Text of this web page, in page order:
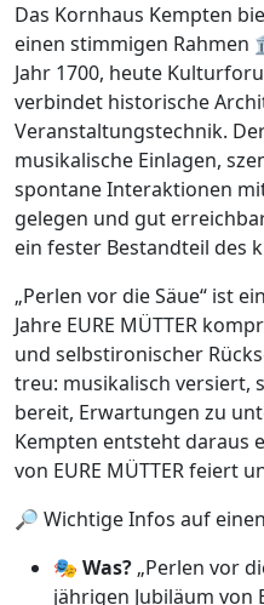
Das Kornhaus Kempten
einen stimmigen Rahmen
Jahr 1700, heute
verbindet historische
Veranstaltungstechnik.
musikalische Einlagen,
spontane Interaktionen
gelegen und gut
ein fester Bestandteil des
„Perlen vor die Säue“ ist
Jahre EURE MÜTTER
und selbstironischer
treu: musikalisch versiert,
bereit, Erwartungen zu
Kempten entsteht daraus
von EURE MÜTTER feiert
🔎 Wichtige Infos auf
🎭 Was?„Perlen vor
jährigen Jubiläum von